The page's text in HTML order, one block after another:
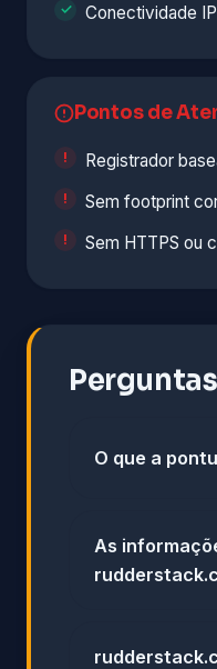
Conectividade
Pontos de
Registrador
Sem footprint
Sem HTTPS ou
O que a
As